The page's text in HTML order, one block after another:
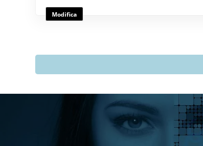
Modifica